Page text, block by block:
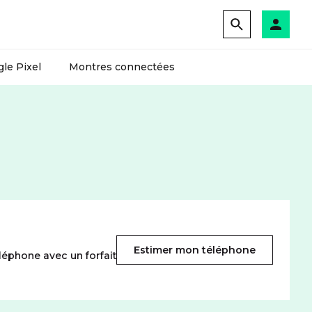
Pixel Montres connectées
avec un forfait
Estimer mon téléphone